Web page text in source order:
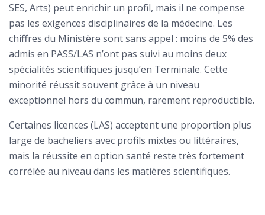
SES, Arts) peut enrichir un profil, mais il ne compense
pas les exigences disciplinaires de la médecine. Les
chiffres du Ministère sont sans appel : moins de 5% des
admis en PASS/LAS n’ont pas suivi au moins deux
spécialités scientifiques jusqu’en Terminale. Cette
minorité réussit souvent grâce à un niveau
exceptionnel hors du commun, rarement reproductible.
Certaines licences (LAS) acceptent une proportion plus
large de bacheliers avec profils mixtes ou littéraires,
mais la réussite en option santé reste très fortement
corrélée au niveau dans les matières scientifiques.